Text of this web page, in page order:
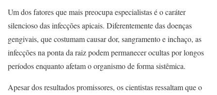
Um dos fatores que mais preocupa especialistas é o caráter
silencioso das infecções apicais. Diferentemente das doenças
gengivais, que costumam causar dor, sangramento e inchaço, as
infecções na ponta da raiz podem permanecer ocultas por longos
períodos enquanto afetam o organismo de forma sistêmica.
Apesar dos resultados promissores, os cientistas ressaltam que o